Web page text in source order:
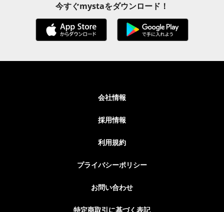
今すぐmystaをダウンロード！
会社情報
採用情報
利用規約
プライバシーポリシー
お問い合わせ
特定商取引に基づく表記